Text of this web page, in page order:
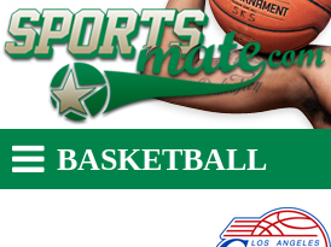
BASKETBALL